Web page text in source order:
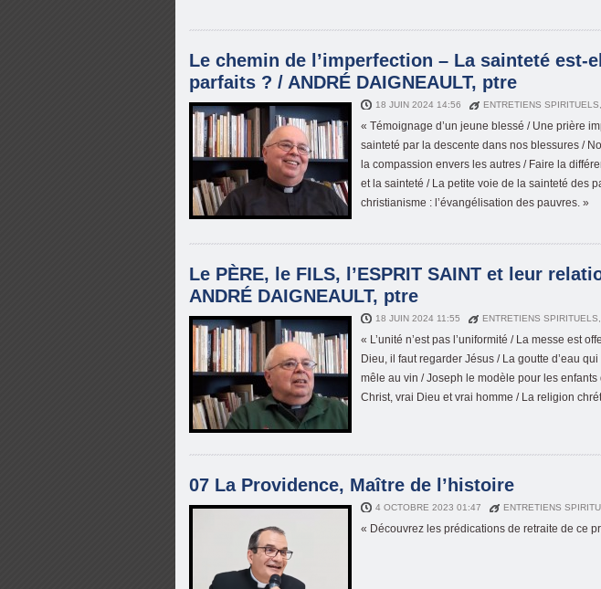
Le chemin de l’imperfection – La sainteté est-
parfaits ? / ANDRÉ DAIGNEAULT, ptre
18 JUIN 2024 14:56 ENTRETIENS SPIRITUELS
« Témoignage d’un jeune blessé / Une prière
sainteté par la descente dans nos blessures /
la compassion envers les autres / Faire la
et la sainteté / La petite voie de la sainteté des
christianisme : l’évangélisation des pauvres. »
Le PÈRE, le FILS, l’ESPRIT SAINT et leur
ANDRÉ DAIGNEAULT, ptre
18 JUIN 2024 11:55 ENTRETIENS SPIRITUELS
« L’unité n’est pas l’uniformité / La messe est
Dieu, il faut regarder Jésus / La goutte d’eau
mêle au vin / Joseph le modèle pour les enfants
Christ, vrai Dieu et vrai homme / La religion
07 La Providence, Maître de l’histoire
4 OCTOBRE 2023 01:47 ENTRETIENS
« Découvrez les prédications de retraite de ce